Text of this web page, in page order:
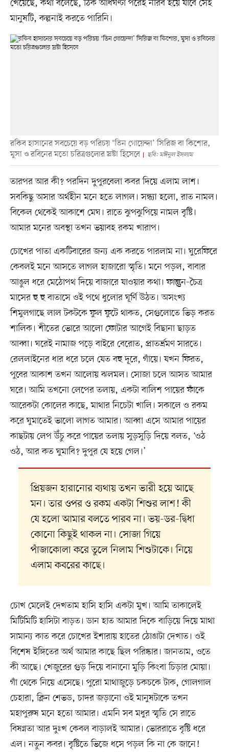
খেয়েছে, কথা বলেছে, ঠিক আধঘণ্টা পরেই নীরব হয়ে যাবে সেই
মানুষটি, কল্পনাই করতে পারিনি।
রকিব হাসানের সবচেয়ে বড় পরিচয় ‘তিন গোয়েন্দা’ সিরিজ বা কিশোর,
মুসা ও রবিনের মতো চরিত্রগুলোর স্রষ্টা হিসেবে
ছবি: মঈনুল ইসলাম
তারপর আর কী? পরদিন দুপুরবেলা কবর দিয়ে এলাম লাশ।
সবকিছু অসার অর্থহীন মনে হতে লাগল। সন্ধ্যা হলো, রাত নামল।
বিকেল থেকেই আকাশে মেঘ। রাতে ঝুপঝুপিয়ে নামল বৃষ্টি।
আমার মনের অবস্থা তখন ভয়াবহ রকম খারাপ।
চোখের পাতা একটিবারের জন্য এক করতে পারলাম না। ঘুরেফিরে
কেবলই মনে আসতে লাগল হাজারো স্মৃতি। মনে পড়ল, বাবার
আঙুল ধরে মেঠোপথ দিয়ে বাজারে যাওয়ার কথা। ফাল্গুন-চৈত্র
মাসের হু হু বাতাসে ওই পথে ধুলোর ঘূর্ণি উঠত। অসংখ্য
শিমুলগাছে লাল টকটকে ফুল ফুটে থাকত, সেগুলোতে ভিড় করত
শালিক। শীতের ভোরে আলো ফোটার আগেই বিছানা ছাড়ত
আব্বা। ঘরেই নামাজ পড়ে বাইরে বেরোত, প্রাতর্ভ্রমণ সারতে।
রেললাইনের ধার ধরে চলে যেত বহু দূরে, গাঁয়ে। যখন ফিরত,
পুবের আকাশ তখন আলোয় ঝলমল। সোজা চলে আসত আমার
ঘরে। আমি তখনো লেপের তলায়, একটা বালিশ পায়ের ফাঁকে
আরেকটা কোলের কাছে, মাথার নিচেটা খালি। সকালে ও রকম
করে ঘুমাতেই ভালো লাগত আমার। আব্বা এসে আমার পায়ের
কাছটায় লেপ উঁচু করে পায়ের তলায় সুড়সুড়ি দিয়ে বলত, ‘ওঠ
ওঠ, আর কত ঘুমাবি? দুপুর যে হয়ে গেল।’
প্রিয়জন হারানোর ব্যথায় তখন ভারী হয়ে আছে
মন। তার ওপর ও রকম একটা শিশুর লাশ! কী
যে হলো আমার বলতে পারব না। ভয়-ডর-দ্বিধা
কোনো কিছুই থাকল না। সোজা গিয়ে
পাঁজাকোলা করে তুলে নিলাম শিশুটাকে। নিয়ে
এলাম কবরের কাছে।
চোখ মেলেই দেখতাম হাসি হাসি একটা মুখ। আমি তাকালেই
মিটিমিটি হাসিটা বাড়ত। ডান হাত আমার দিকে বাড়িয়ে দিয়ে মাথা
সামান্য কাত করে চোখের ইশারায় হাতের ঠোঙাটা দেখাত। ওই
বিশেষ ইঙ্গিতের অর্থ আমার কাছে ছিল পরিষ্কার। জানতাম, ওতে
কী আছে। খেজুরের গুড় দিয়ে বানানো মুড়ি কিংবা চিড়ার মোয়া।
গাঁ থেকে নিয়ে এসেছে। পুরো মাথাজুড়ে চকচকে টাক, গোলগাল
চেহারা, ক্লিন শেভড, চাদর জড়ানো ওই মানুষটাকে তখন
মহাপুরুষ মনে হতো আমার। এমনি সব মধুর স্মৃতি সে রাতে
বিষণ্নতা আর দুঃখ কেবল বাড়ালই আমার। ভোররাতে বৃষ্টি ধরে
এল। নতুন কবর। বৃষ্টিতে ভিজে ধসে পড়ল কি না কে জানে!